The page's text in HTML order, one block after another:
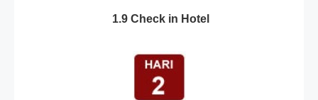
1.9 Check in Hotel